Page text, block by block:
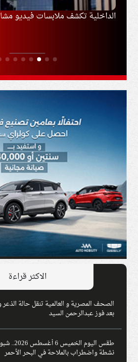
الداخلية تكشف ملابسات فيديو
الاكثر قراءة
الصحف المصرية و العالمية تنقل حالة
بعد فوز عبدالرحمن السيد
طقس اليوم
نشطة واضطراب بالملاحة في البحر الأحمر